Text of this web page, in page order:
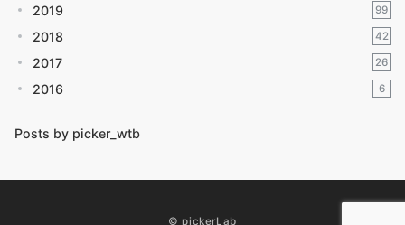
2019 99
2018 42
2017 26
2016 6
Posts by picker_wtb
© pickerLab